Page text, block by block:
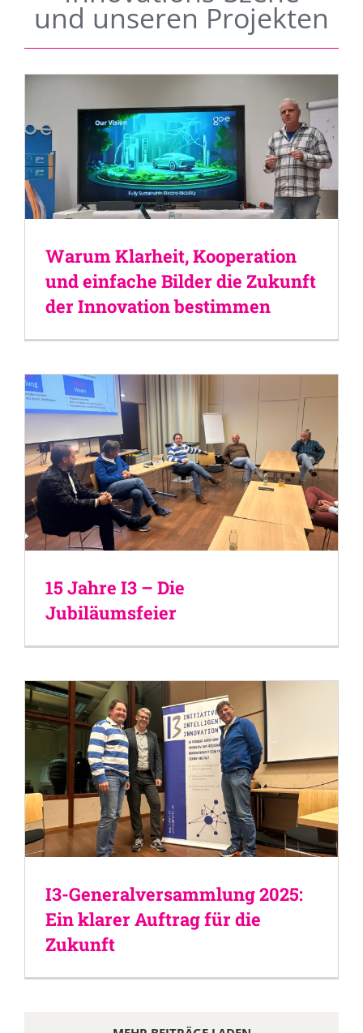
und unseren Projekten
Warum Klarheit, Kooperation
und einfache Bilder die Zukunft
der Innovation bestimmen
15 Jahre I3 – Die
Jubiläumsfeier
I3-Generalversammlung 2025:
Ein klarer Auftrag für die
Zukunft